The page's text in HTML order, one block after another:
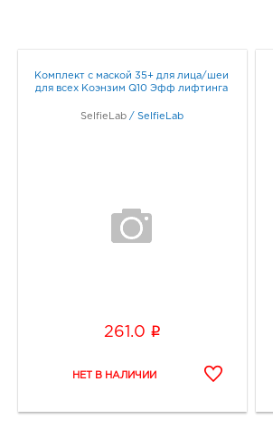
Комплект с маской 35+ для лица/шеи
для всех Коэнзим Q10 Эфф лифтинга
SelfieLab /SelfieLab
261.0 i